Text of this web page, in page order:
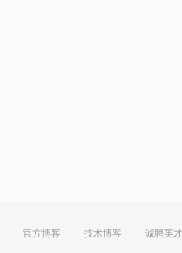
官方博客 技术博客 诚聘英才